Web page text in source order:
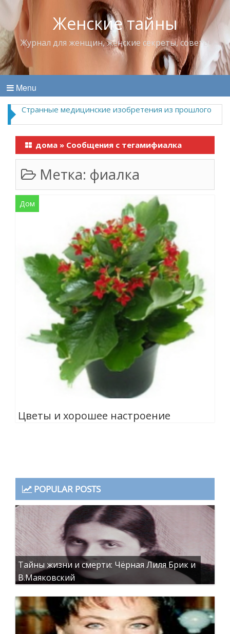
Женские тайны
Журнал для женщин, женские секреты, советы
Menu
Странные медицинские изобретения из прошлого
дома » Сообщения с тегамифиалка
Метка: фиалка
Дом
Цветы и хорошее настроение
POPULAR POSTS
Тайны жизни и смерти: Чёрная Лиля Брик и
В.Маяковский